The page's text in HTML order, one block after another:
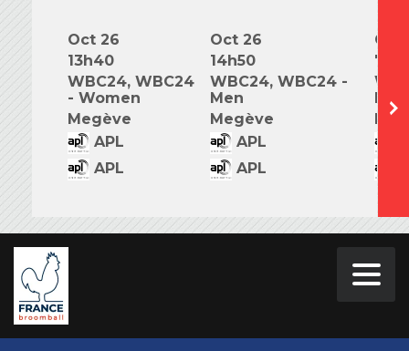
Oct 26
13h40
WBC24, WBC24
- Women
Megève
APL
APL
Oct 26
14h50
WBC24, WBC24 -
Men
Megève
APL
APL
Oct